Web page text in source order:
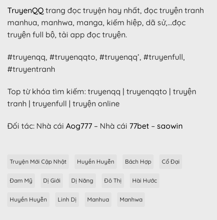
TruyenQQ trang đọc truyện hay nhất, đọc truyện tranh
manhua, manhwa, manga, kiếm hiệp, dã sử,…đọc
truyện full bộ, tải app đọc truyện.
#truyenqq, #truyenqqto, #truyenqq’, #truyenfull,
#truyentranh
Top từ khóa tìm kiếm: truyenqq | truyenqqto | truyện
tranh | truyenfull | truyện online
Đối tác: Nhà cái Aog777 – Nhà cái 77bet – saowin
Truyện Mới Cập Nhật Huyền Huyễn Bách Hợp Cổ Đại
Đam Mỹ Dị Giới Dị Năng Đô Thị Hài Hước
Huyền Huyễn Linh Dị Manhua Manhwa